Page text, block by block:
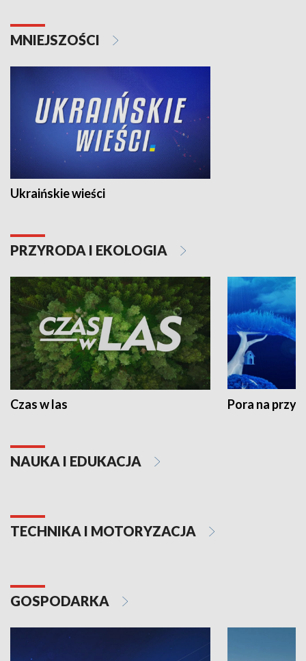
MNIEJSZOŚCI
Ukraińskie wieści
PRZYRODA I EKOLOGIA
Czas w las Pora na
NAUKA I EDUKACJA
TECHNIKA I MOTORYZACJA
GOSPODARKA